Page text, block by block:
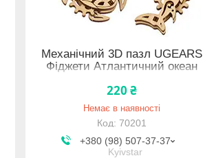
Механічний 3D пазл UGEARS
Фіджети Атлантичний океан
220 ₴
Немає в наявності
70201
+380 (98) 507-37-37
Kyivstar